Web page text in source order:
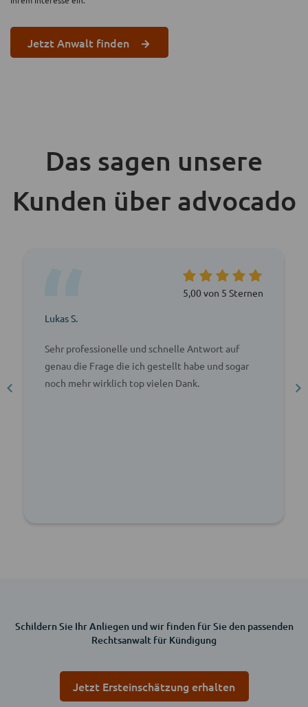
Jetzt Anwalt finden
Das sagen unsere
Kunden über advocado
5,00 von 5 Sternen
Lukas S.
Sehr professionelle und schnelle Antwort auf
genau die Frage die ich gestellt habe und sogar
noch mehr wirklich top vielen Dank.
Schildern Sie Ihr Anliegen und wir finden für Sie den passenden
Rechtsanwalt für Kündigung
Jetzt Ersteinschätzung erhalten